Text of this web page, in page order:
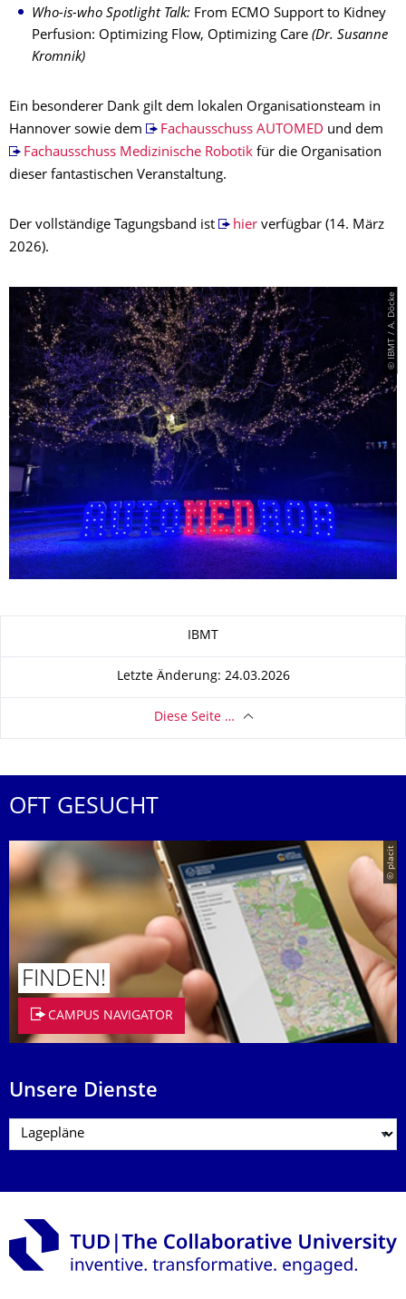
Who-is-who Spotlight Talk: From ECMO Support to Kidney
Perfusion: Optimizing Flow, Optimizing Care (Dr. Susanne
Kromnik)
Ein besonderer Dank gilt dem lokalen Organisationsteam in
Hannover sowie dem
Fachausschuss AUTOMED und dem
Fachausschuss Medizinische Robotikfür die Organisation
dieser fantastischen Veranstaltung.
Der vollständige Tagungsband ist hierverfügbar (14. März
2026).
© IBMT / A. Döcke
IBMT
Letzte Änderung: 24.03.2026
Diese Seite …
OFT GESUCHT
© placit
FINDEN!
CAMPUS NAVIGATOR
Unsere Dienste